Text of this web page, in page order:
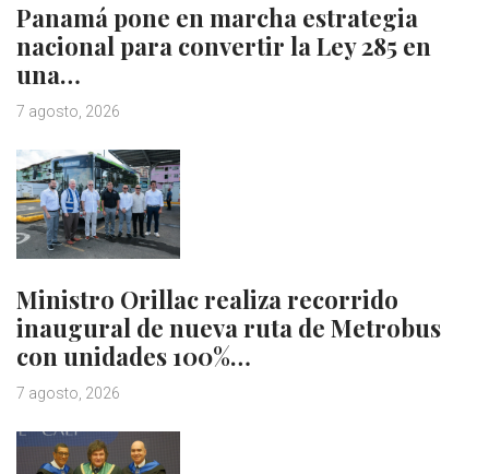
Panamá pone en marcha estrategia
nacional para convertir la Ley 285 en
una…
7 agosto, 2026
Ministro Orillac realiza recorrido
inaugural de nueva ruta de Metrobus
con unidades 100%…
7 agosto, 2026